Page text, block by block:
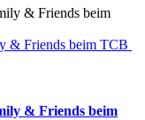
& Friends beim TCB
& Friends beim